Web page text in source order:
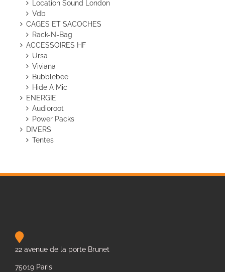
Location Sound London
Vdb
CAGES ET SACOCHES
Rack-N-Bag
ACCESSOIRES HF
Ursa
Viviana
Bubblebee
Hide A Mic
ENERGIE
Audioroot
Power Packs
DIVERS
Tentes
22 avenue de la porte Brunet
75019 Paris